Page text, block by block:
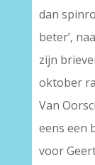
dan
beter’,
zijn
oktober
Van
eens een
voor